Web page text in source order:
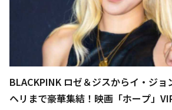
BLACKPINK ロゼ＆ジスからイ・ジ
ヘリまで豪華集結！映画「ホープ」